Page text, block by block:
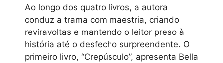
Ao longo dos quatro livros, a autora
conduz a trama com maestria, criando
reviravoltas e mantendo o leitor preso à
história até o desfecho surpreendente. O
primeiro livro, “Crepúsculo”, apresenta Bella